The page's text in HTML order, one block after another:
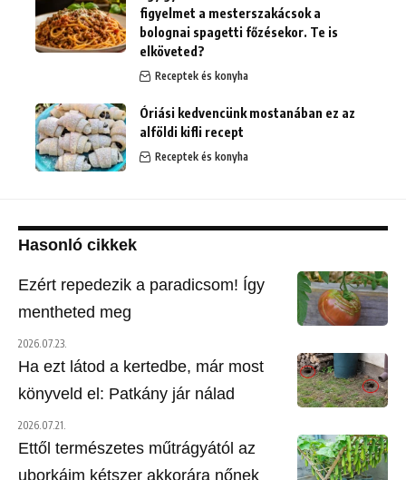
figyelmet a mesterszakácsok a
bolognai spagetti főzésekor. Te is
elköveted?
Receptek és konyha
Óriási kedvencünk mostanában ez az
alföldi kifli recept
Receptek és konyha
Hasonló cikkek
Ezért repedezik a paradicsom! Így
mentheted meg
2026.07.23.
Ha ezt látod a kertedbe, már most
könyveld el: Patkány jár nálad
2026.07.21.
Ettől természetes műtrágyától az
uborkáim kétszer akkorára nőnek